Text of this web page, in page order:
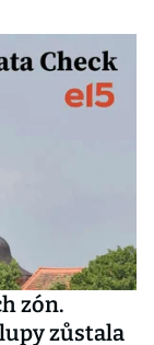
zón.
zůstala